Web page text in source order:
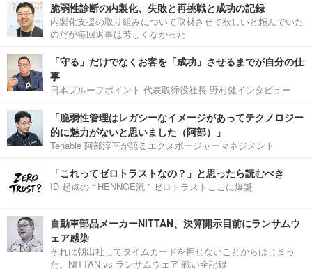
脆弱性診断の内製化、失敗と再挑戦と成功の記録
内製化支援の取り組みについて取材させて欲しいと頼んでいた
のだが毎回返事は芳しくなかった
「守る」だけでなくお客を「成功」させるまでが自分の仕
事
日本プルーフポイント 代表取締役社長 野村健インタビュー
「脆弱性管理はレガシーなイメージがあってテクノロジー
的に魅力がないと思いました（阿部）」
Tenable 阿部淳平が語るエクスポージャーマネジメント
「これってゼロトラストなの？」と思ったら読むべき
ID 起点の “ HENNGE流 ” ゼロトラストここに爆誕
自動車部品メーカーNITTAN、決算開示目前にランサムウ
ェア感染
それは朝出社してタイムカードを押せないことからはじまっ
た。NITTAN vs ランサムウェア 戦い全記録